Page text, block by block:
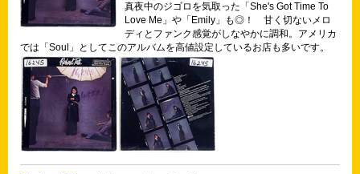
真夜中のジゴロを気取った「She's Got Time To
Love Me」や「Emily」も◎！ 甘く切ないメロ
ディとファンク感覚がしなやかに調和。アメリカ
では「Soul」としてこのアルバムを高値設定しているお店も多いです。